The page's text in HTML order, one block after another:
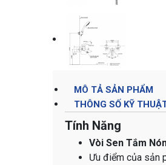
MÔ TẢ SẢN PHẨM
THÔNG SỐ KỸ
Tính Năng
Vòi Sen Tắm
Ưu điểm của sản